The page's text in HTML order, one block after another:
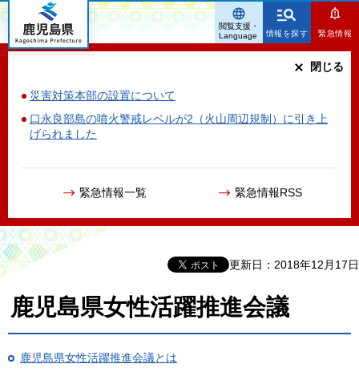
鹿児島県
情報を探す 緊急情報
災害対策本部の設置について
口永良部島の噴火警戒レベルが2（火山周辺規制）に引き上
げられました
緊急情報一覧 緊急情報RSS
閉じる
閲覧支援・
Language
更新日：2018年12月17日
鹿児島県女性活躍推進会議
鹿児島県女性活躍推進会議とは